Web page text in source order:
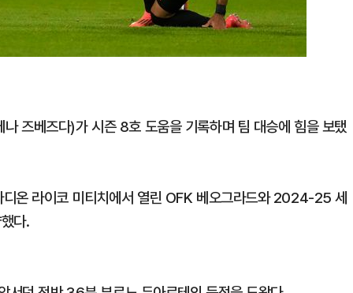
즈베즈다)가 시즌 8호 도움을 기록하며 팀 대승에 힘을 보탰
온 라이코 미티치에서 열린 OFK 베오그라드와 2024-25 세
다.